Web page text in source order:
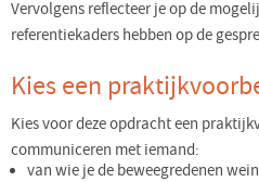
Vervolgens reflecteer je op de
referentiekaders hebben op de
Kies een
Kies voor deze opdracht een
communiceren met iemand:
van wie je de beweegredenen